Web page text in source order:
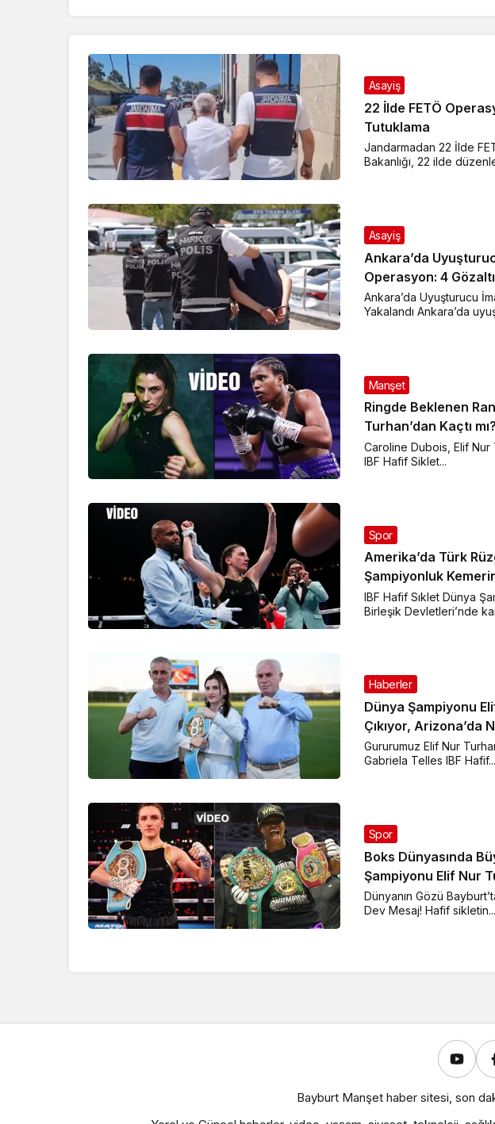
Asayiş
22 İlde FETÖ
Tutuklama
Jandarmadan 22 İlde
Bakanlığı, 22 ilde
Asayiş
Ankara’da
Operasyon: 4 Gözaltı
Ankara’da Uyuşturucu
Yakalandı Ankara’da
Manşet
Ringde Beklenen
Turhan’dan Kaçtı mı?
Caroline Dubois, Elif Nur
IBF Hafif Siklet...
Spor
Amerika’da Türk
Şampiyonluk
IBF Hafif Sıklet Dünya
Birleşik Devletleri’nde
Haberler
Dünya Şampiyonu
Çıkıyor, Arizona’da
Gururumuz Elif Nur
Gabriela Telles IBF Hafif...
Spor
Boks Dünyasında
Şampiyonu Elif Nur
Dünyanın Gözü
Dev Mesaj! Hafif sikletin...
Bayburt Manşet haber sitesi, son